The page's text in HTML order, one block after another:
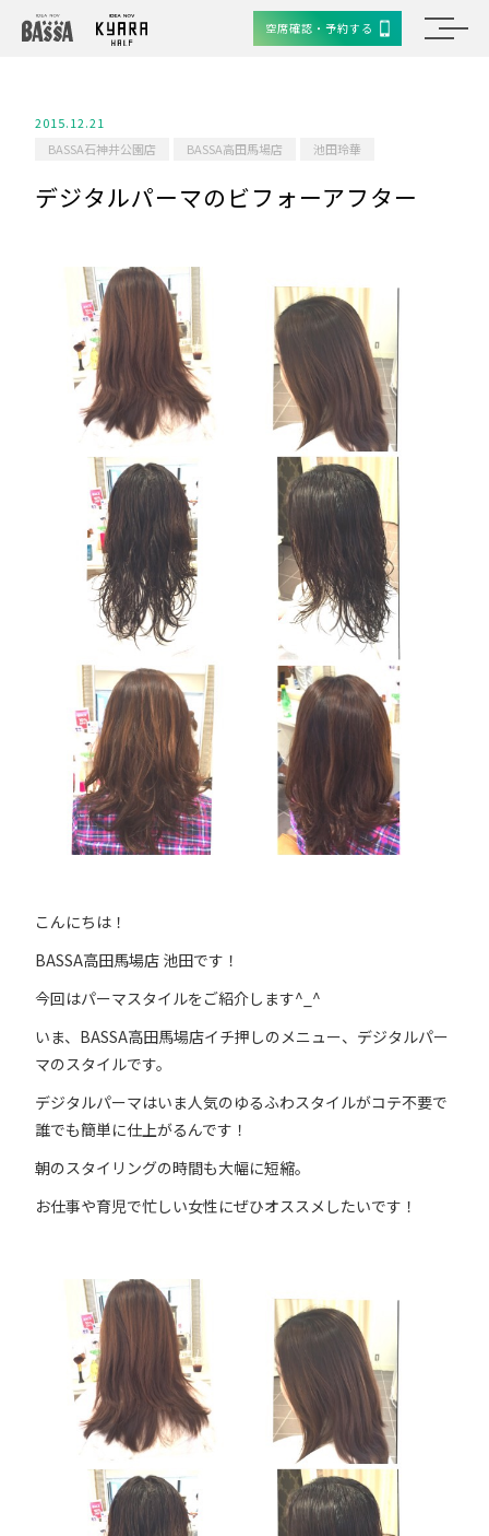
空席確認・予約する
2015.12.21
BASSA石神井公園店
BASSA高田馬場店 池田玲華
デジタルパーマのビフォーアフター
こんにちは！
BASSA高田馬場店 池田です！
今回はパーマスタイルをご紹介します^_^
いま、BASSA高田馬場店イチ押しのメニュー、デジタルパー
マのスタイルです。
デジタルパーマはいま人気のゆるふわスタイルがコテ不要で
誰でも簡単に仕上がるんです！
朝のスタイリングの時間も大幅に短縮。
お仕事や育児で忙しい女性にぜひオススメしたいです！